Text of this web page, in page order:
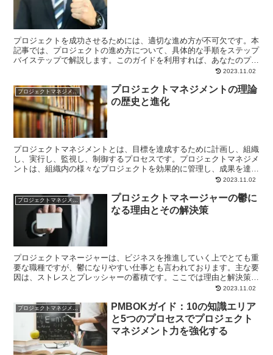
プロジェクトを成功させるためには、適切な進め方が不可欠です。本
記事では、プロジェクトの進め方について、具体的な手順をステップ
バイステップで解説します。このガイドを利用すれば、あなたのプロ
ジェクトは確実に目標に向かって進むことでしょう。初心者...2023.11.02
プロジェクトマネジメント
プロジェクトマネジメントの理論
の歴史と進化
プロジェクトマネジメントとは、目標を達成するために計画し、組織
し、実行し、監視し、制御するプロセスです。プロジェクトマネジメ
ントは、組織内の様々なプロジェクトを効果的に管理し、成果を達成
するための方法論として重要な役割を果たしています。本記...2023.11.02
プロジェクトマネージャーの鬱に
なる理由とその解決策
プロジェクトマネージャーは、ビジネスを推進していく上でとても重
要な職種ですが、鬱になりやすい仕事とも言われております。主な要
因は、ストレスとプレッシャーの蓄積です。ここでは理由と解決策を
紹介します。 ストレスとプレッシャーによる鬱（うつ） ...2023.11.02
プロジェクトマネジメント
PMBOKガイド：10の知識エリア
と5つのプロセスでプロジェクト
マネジメント力を強化する